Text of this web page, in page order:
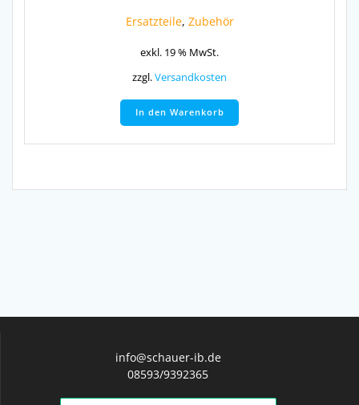
Ersatzteile, Zubehör
exkl. 19 % MwSt.
zzgl.Versandkosten
In den Warenkorb
info@schauer-ib.de
08593/9392365